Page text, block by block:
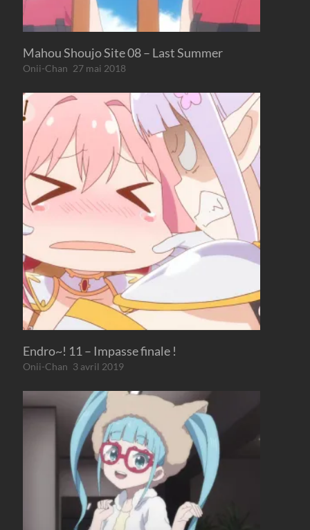
Mahou Shoujo Site 08 – Last Summer
Onii-Chan 27 mai 2018
Endro~! 11 – Impasse finale !
Onii-Chan 3 avril 2019